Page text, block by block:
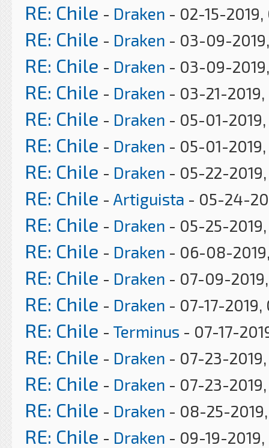
RE: Chile - Draken - 02-15-2019,
RE: Chile - Draken - 03-09-
RE: Chile - Draken - 03-09-
RE: Chile - Draken - 03-21-2019,
RE: Chile - Draken - 05-01-
RE: Chile - Draken - 05-01-
RE: Chile - Draken - 05-22-2019,
RE: Chile - Artiguista - 05-24-
RE: Chile - Draken - 05-25-
RE: Chile - Draken - 06-08-
RE: Chile - Draken - 07-09-
RE: Chile - Draken - 07-17-2019,
RE: Chile - Terminus - 07-17-
RE: Chile - Draken - 07-23-
RE: Chile - Draken - 07-23-2019,
RE: Chile - Draken - 08-25-
RE: Chile - Draken - 09-19-2019,